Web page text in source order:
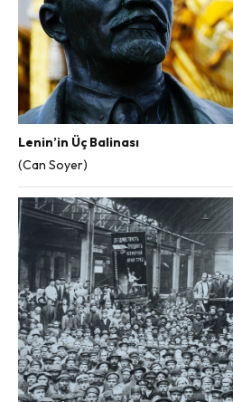
Lenin’in Üç Balinası
(Can Soyer)